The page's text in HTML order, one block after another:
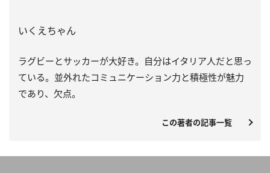
いくえちゃん
ラグビーとサッカーが大好き。 自分はイタリア人だと思っ
ている。 並外れたコミュニケーション力と積極性が魅力
であり、欠点。
この著者の記事一覧